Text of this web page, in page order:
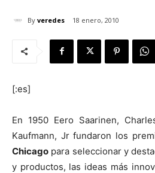
By veredes 18 enero, 2010
[:es]
En 1950 Eero Saarinen,
Kaufmann, Jr fundaron los
Chicago para seleccionar y
y productos, las ideas más